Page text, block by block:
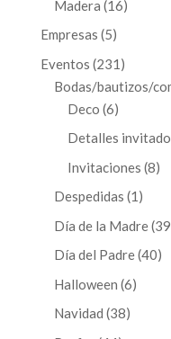
Madera 1616
Empresas 55
productos
Eventos 231 231
Bodas/bautizos/
Deco 66
productos
Detalles
Invitaciones 88
Despedidas 1 1
Día de la Madre 39
Día del Padre 4040
Halloween 66
Navidad 3838